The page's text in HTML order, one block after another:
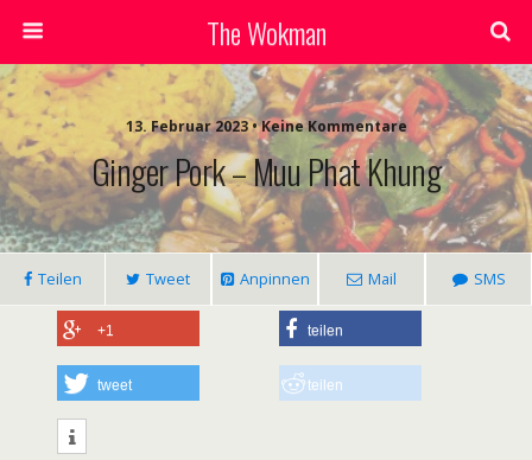
The Wokman
13. Februar 2023 • Keine Kommentare
Ginger Pork – Muu Phat Khung
Teilen Tweet Anpinnen Mail SMS
+1 teilen
tweet teilen